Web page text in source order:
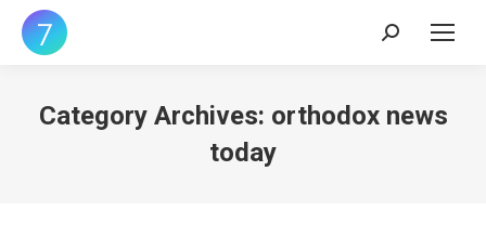
Search:
Category Archives: orthodox news
today